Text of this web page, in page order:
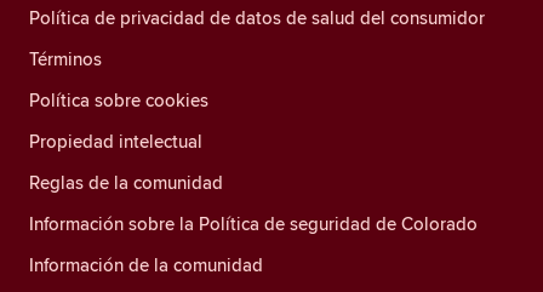
Política de privacidad de datos de salud del consumidor
Términos
Política sobre cookies
Propiedad intelectual
Reglas de la comunidad
Información sobre la Política de seguridad de Colorado
Información de la comunidad